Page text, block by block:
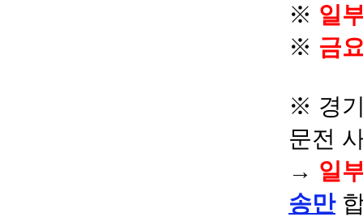
※ 일
※ 금
※ 경
문전
→ 일
송만